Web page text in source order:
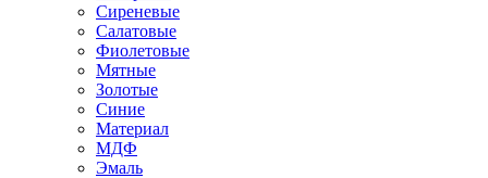
Сиреневые
Салатовые
Фиолетовые
Мятные
Золотые
Синие
Материал
МДФ
Эмаль